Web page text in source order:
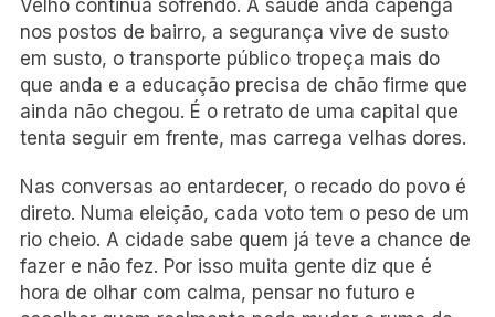
Velho continua sofrendo. A saúde anda capenga
nos postos de bairro, a segurança vive de susto
em susto, o transporte público tropeça mais do
que anda e a educação precisa de chão firme que
ainda não chegou. É o retrato de uma capital que
tenta seguir em frente, mas carrega velhas dores.
Nas conversas ao entardecer, o recado do povo é
direto. Numa eleição, cada voto tem o peso de um
rio cheio. A cidade sabe quem já teve a chance de
fazer e não fez. Por isso muita gente diz que é
hora de olhar com calma, pensar no futuro e